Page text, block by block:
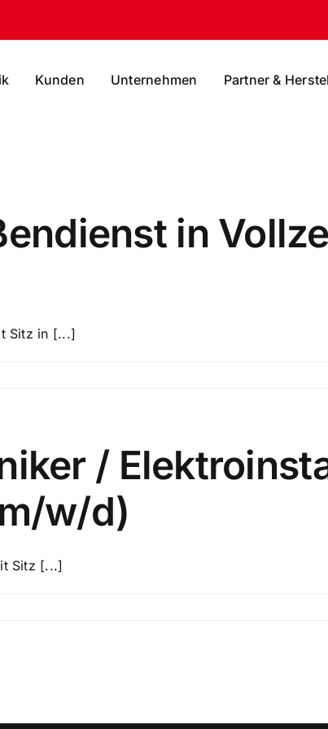
Kunden Unternehmen Partner &
in
Sitz in [...]
/
w/d)
Sitz [...]